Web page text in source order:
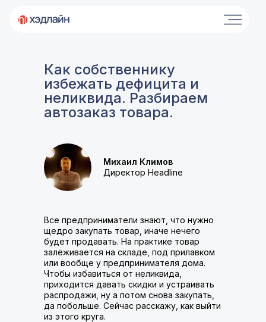
Как собственнику
избежать дефицита и
неликвида. Разбираем
автозаказ товара.
Все предприниматели знают, что нужно
щедро закупать товар, иначе нечего
будет продавать. На практике товар
залёживается на складе, под прилавком
или вообще у предпринимателя дома.
Чтобы избавиться от неликвида,
приходится давать скидки и устраивать
распродажи, ну а потом снова закупать,
да побольше. Сейчас расскажу, как выйти
из этого круга.
Михаил Климов
Директор Headline